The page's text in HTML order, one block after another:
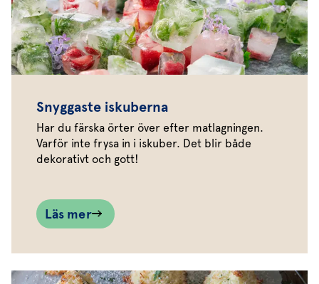
Snyggaste iskuberna
Har du färska örter över efter matlagningen.
Varför inte frysa in i iskuber. Det blir både
dekorativt och gott!
Läs mer